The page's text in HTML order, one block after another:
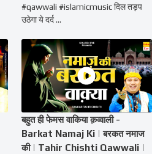
#qawwali #islamicmusic दिल तड़प
उठेगा ये दर्द ...
बहुत ही फेमस वाकिया क़व्वाली -
Barkat Namaj Ki | बरकत नमाज
की | Tahir Chishti Qawwali |